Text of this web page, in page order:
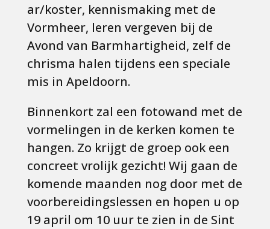
ar/koster, kennismaking met de
Vormheer, leren vergeven bij de
Avond van Barmhartigheid, zelf de
chrisma halen tijdens een speciale
mis in Apeldoorn.
Binnenkort zal een fotowand met de
vormelingen in de kerken komen te
hangen. Zo krijgt de groep ook een
concreet vrolijk gezicht! Wij gaan de
komende maanden nog door met de
voorbereidingslessen en hopen u op
19 april om 10 uur te zien in de Sint